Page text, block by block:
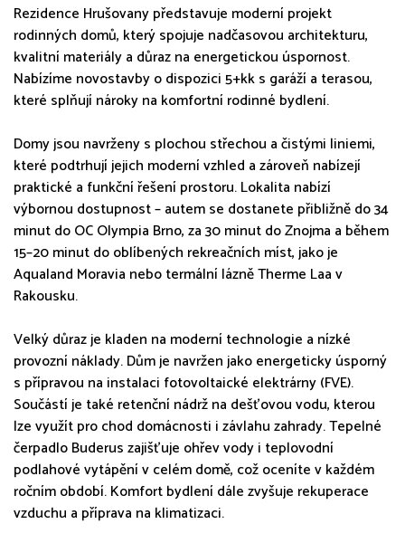
Rezidence Hrušovany představuje moderní projekt
rodinných domů, který spojuje nadčasovou architekturu,
kvalitní materiály a důraz na energetickou úspornost.
Nabízíme novostavby o dispozici 5+kk s garáží a terasou,
které splňují nároky na komfortní rodinné bydlení.
Domy jsou navrženy s plochou střechou a čistými liniemi,
které podtrhují jejich moderní vzhled a zároveň nabízejí
praktické a funkční řešení prostoru. Lokalita nabízí
výbornou dostupnost – autem se dostanete přibližně do 34
minut do OC Olympia Brno, za 30 minut do Znojma a během
15–20 minut do oblíbených rekreačních míst, jako je
Aqualand Moravia nebo termální lázně Therme Laa v
Rakousku.
Velký důraz je kladen na moderní technologie a nízké
provozní náklady. Dům je navržen jako energeticky úsporný
s přípravou na instalaci fotovoltaické elektrárny (FVE).
Součástí je také retenční nádrž na dešťovou vodu, kterou
lze využít pro chod domácnosti i závlahu zahrady. Tepelné
čerpadlo Buderus zajišťuje ohřev vody i teplovodní
podlahové vytápění v celém domě, což oceníte v každém
ročním období. Komfort bydlení dále zvyšuje rekuperace
vzduchu a příprava na klimatizaci.